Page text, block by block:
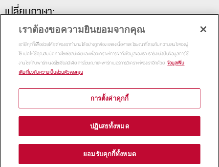
เปลี่ยนภาษา:
Copyright 2015Thammasat Business School | All Rights
Reserved
เราต้องขอความยินยอมจากคุณ
เราใช้คุกกี้เพื่อช่วยให้ไซต์ของเราทำงานได้อย่างถูกต้อง แสดงเนื้อหาและโฆษณาที่ตรงกับความสนใจของผู้
ใช้ เปิดให้ใช้คุณสมบัติทางโซเชียลมีเดีย และเพื่อวิเคราะห์การเข้าถึงข้อมูลของเรา เรายังแบ่งปันข้อมูลการใช้
งานไซต์กับพาร์ทเนอร์โซเชียลมีเดีย การโฆษณาและพาร์ทเนอร์การวิเคราะห์ของเราอีกด้วย ข้อมูลเพิ่ม
เติมเกี่ยวกับความเป็นส่วนตัวของคุณ
การตั้งค่าคุกกี้
ปฏิเสธทั้งหมด
ยอมรับคุกกี้ทั้งหมด